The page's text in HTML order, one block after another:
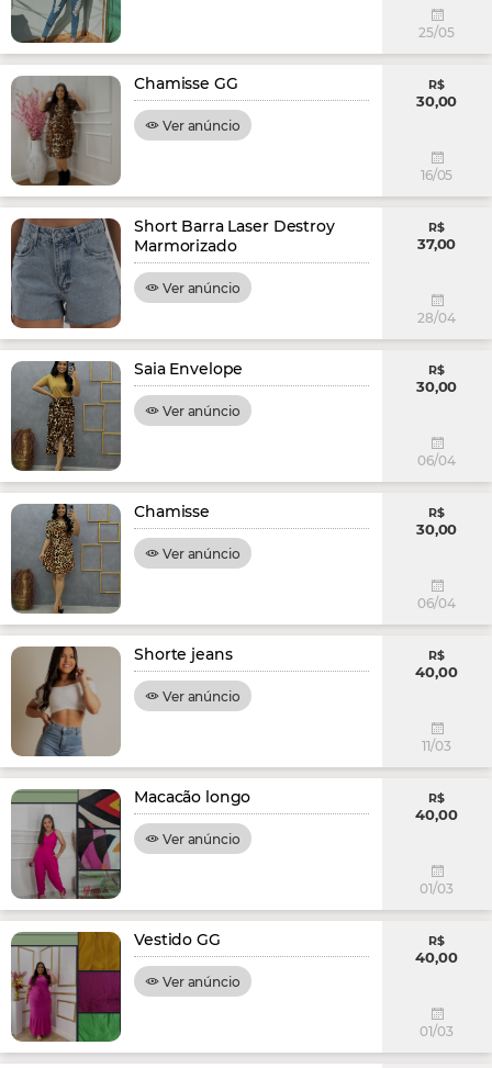
25/05
Chamisse GG
Ver anúncio
R$
30,00
16/05
Short Barra Laser Destroy
Marmorizado
Ver anúncio
R$
37,00
28/04
Saia Envelope
Ver anúncio
R$
30,00
06/04
Chamisse
Ver anúncio
R$
30,00
06/04
Shorte jeans
Ver anúncio
R$
40,00
11/03
Macacão longo
Ver anúncio
R$
40,00
01/03
Vestido GG
Ver anúncio
R$
40,00
01/03